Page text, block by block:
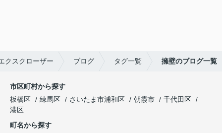
クスクローザー ブログ タグ一覧 擁壁のブログ一覧
市区町村から探す
板橋区
練馬区 さいたま市浦和区 朝霞市
千代田区
港区
町名から探す